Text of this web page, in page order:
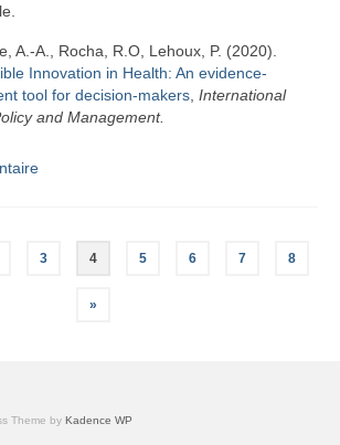
A.-A., Rocha, R.O, Lehoux, P. (2020).
Innovation in Health: An evidence-
tool for decision-makers International
and Management.
3 4 5 6 7 8
»
Theme by Kadence WP